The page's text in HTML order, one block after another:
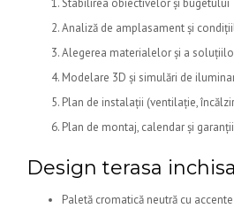
Stabilirea obiectivelor și bugetului
Analiză de amplasament și
Alegerea materialelor și a
Modelare 3D și simulări de
Plan de instalații (ventilație,
Plan de montaj, calendar și garanții
Design terasa
Paletă cromatică neutră cu